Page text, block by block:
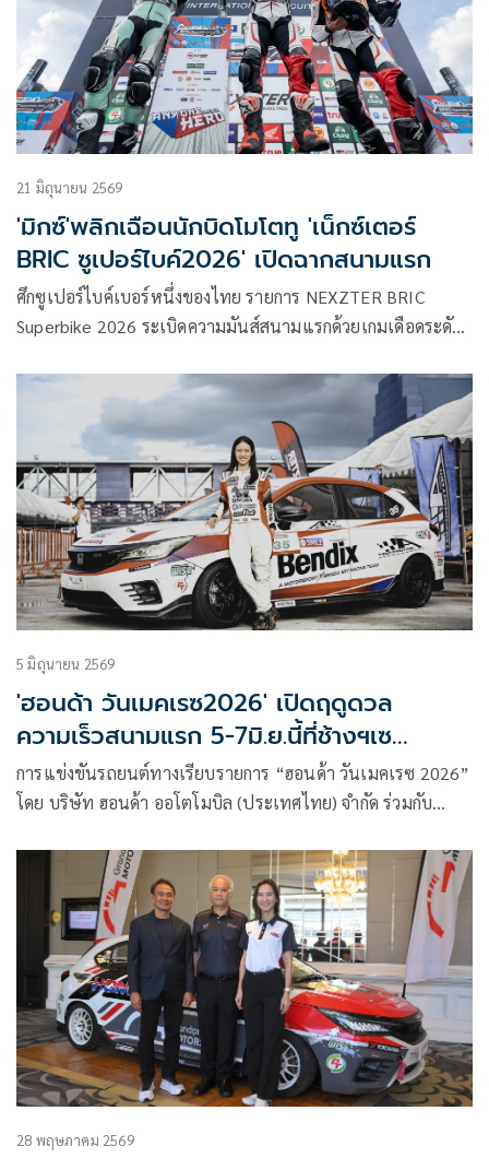
21 มิถุนายน 2569
'มิกซ์'พลิกเฉือนนักบิดโมโตทู 'เน็กซ์เตอร์
BRIC ซูเปอร์ไบค์2026' เปิดฉากสนามแรก
ศึกซูเปอร์ไบค์เบอร์หนึ่งของไทย รายการ NEXZTER BRIC
Superbike 2026 ระเบิดความมันส์สนามแรกด้วยเกมเดือดระดับ
ละอองปลิว จาก อิเดมิตสึ ฮอนด้า ทีม คริสมาส บดเอาชนะดีกรีโม
โตทูอย่าง ฮอร์เก้ นาบาร์โร อย่างเข้มข้นคว้าชัยในรุ่น ซูเปอร์
สปอร์ต 600 ซีซี คว้าชัยชนะสนามแรกของปีไปครอง ท่ามกลาง
แฟนความเร็วที่เข้าชมอย่างคึกคัก
5 มิถุนายน 2569
'ฮอนด้า วันเมคเรซ2026' เปิดฤดูดวล
ความเร็วสนามแรก 5-7มิ.ย.นี้ที่ช้างฯเซ
อร์กิตจ.บุรีรัมย์
การแข่งขันรถยนต์ทางเรียบรายการ “ฮอนด้า วันเมคเรซ 2026”
โดย บริษัท ฮอนด้า ออโตโมบิล (ประเทศไทย) จำกัด ร่วมกับ
ปรีซ์ มอเตอร์สปอร์ต โปรโมเตอร์มอเตอร์สปอร์ตชั้นนำของไทย
เปิดฉากฤดูกาลใหม่อย่างเป็นทางการ เตรียมระเบิดความมันส์
สนามแรก ระหว่างวันที่ 5-7 มิถุนายน 2569 ณ สนามช้าง
อินเตอร์เนชั่นแนล เซอร์กิต จังหวัดบุรีรัมย์ โดยได้รับความสนใจ
จากนักแข่งและทีมแข่งชั้นนำทั่วประเทศเข้าร่วมชิงชัยอย่าง
คับคั่ง
28 พฤษภาคม 2569